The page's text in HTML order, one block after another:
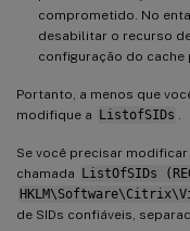
comprometido. No
desabilitar o recurso
configuração do cache
Portanto, a menos que
modifique a ListofSIDs .
Se você precisar modificar
chamada ListOfSIDs
de SIDs confiáveis,